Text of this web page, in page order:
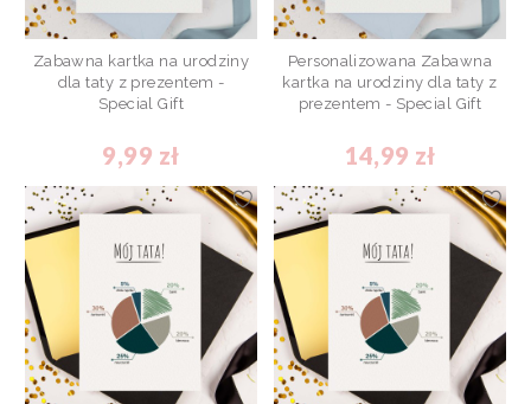
Zabawna kartka na urodziny
dla taty z prezentem -
Special Gift
9,99 zł
Personalizowana Zabawna
kartka na urodziny dla taty z
prezentem - Special Gift
14,99 zł